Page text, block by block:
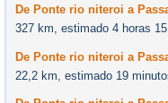
De Ponte rio niteroi a
327 km, estimado 4 horas
De Ponte rio niteroi a
22,2 km, estimado 19